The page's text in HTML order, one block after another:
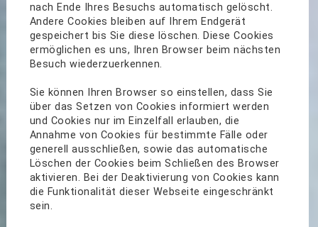
nach Ende Ihres Besuchs automatisch gelöscht.
Andere Cookies bleiben auf Ihrem Endgerät
gespeichert bis Sie diese löschen. Diese Cookies
ermöglichen es uns, Ihren Browser beim nächsten
Besuch wiederzuerkennen.
Sie können Ihren Browser so einstellen, dass Sie
über das Setzen von Cookies informiert werden
und Cookies nur im Einzelfall erlauben, die
Annahme von Cookies für bestimmte Fälle oder
generell ausschließen, sowie das automatische
Löschen der Cookies beim Schließen des Browser
aktivieren. Bei der Deaktivierung von Cookies kann
die Funktionalität dieser Webseite eingeschränkt
sein.